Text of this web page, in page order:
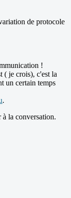
de protocole
!
( je crois), c'est la
un certain temps
.
la conversation.